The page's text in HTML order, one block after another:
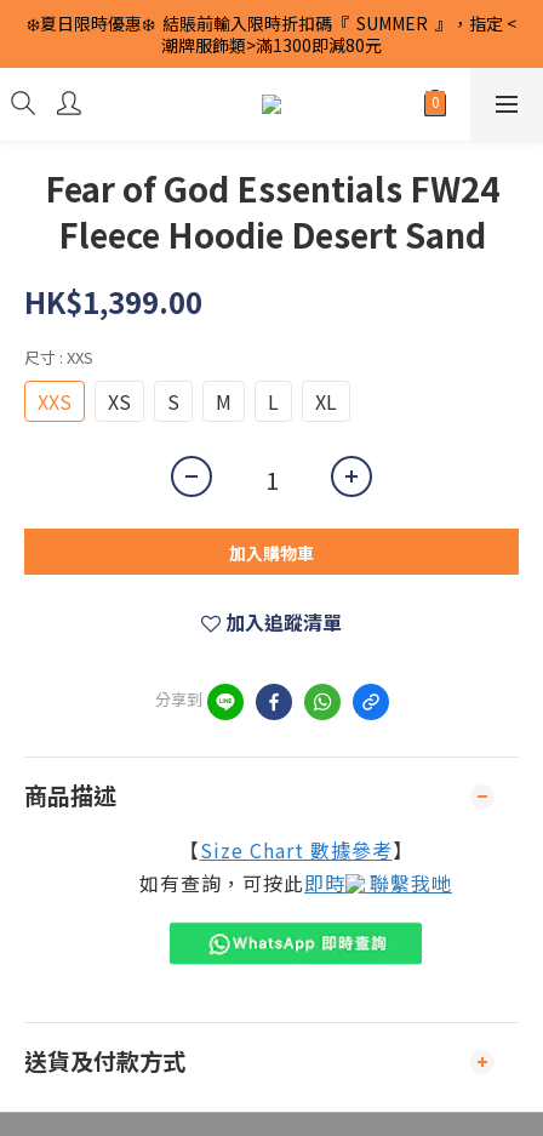
❄️夏日限時優惠❄️  結賬前輸入限時折扣碼『  SUMMER  』，指定 <
潮牌服飾類>滿1300即減80元
Fear of God Essentials FW24
Fleece Hoodie Desert Sand
HK$1,399.00
尺寸 : XXS
XXS XS S M L XL
加入購物車
加入追蹤清單
分享到
商品描述
【Size Chart 數據參考】
如有查詢，可按此即時 聯繫我哋
送貨及付款方式